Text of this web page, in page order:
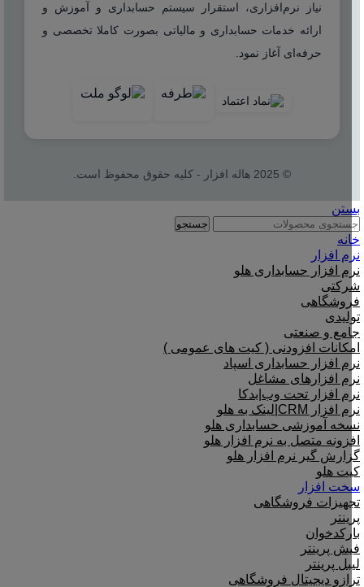
نیاز نرم‌افزاری، استقرار سیستم حسابداری و آموزش و
ارائه خدمات حسابداری و مالیاتی بصورت کاملا تخصصی و
حرفه‌ای آغاز نمود.
© 2025 هاله افزار - کلیه حقوق محفوظ است.
بستن
جستجو
خانه
نرم افزار
نرم افزار حسابداری هلو
شرکتی
فروشگاهی
تولیدی
جامع و صنعتی
امکانات افزودنی ( کیت های عمومی )
نرم افزار حسابداری اسپاد
نرم افزارهای مشاغل
نرم افزار تحت وب|بدکا
نرم افزار CRM|لینک به هلو
نسخه آموزشی حسابداری هلو
افزونه متصل به نرم افزار هلو
گزارش گیر نرم افزار هلو
کیت هلو
سخت افزار
تجهیزات فروشگاهی
پرینتر
بارکدخوان
فیش پرینتر
لیبل پرینتر
ترازو دیجیتال فروشگاهی